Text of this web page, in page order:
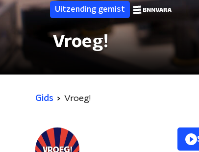
Uitzending gemist
Vroeg!
Gids Vroeg!